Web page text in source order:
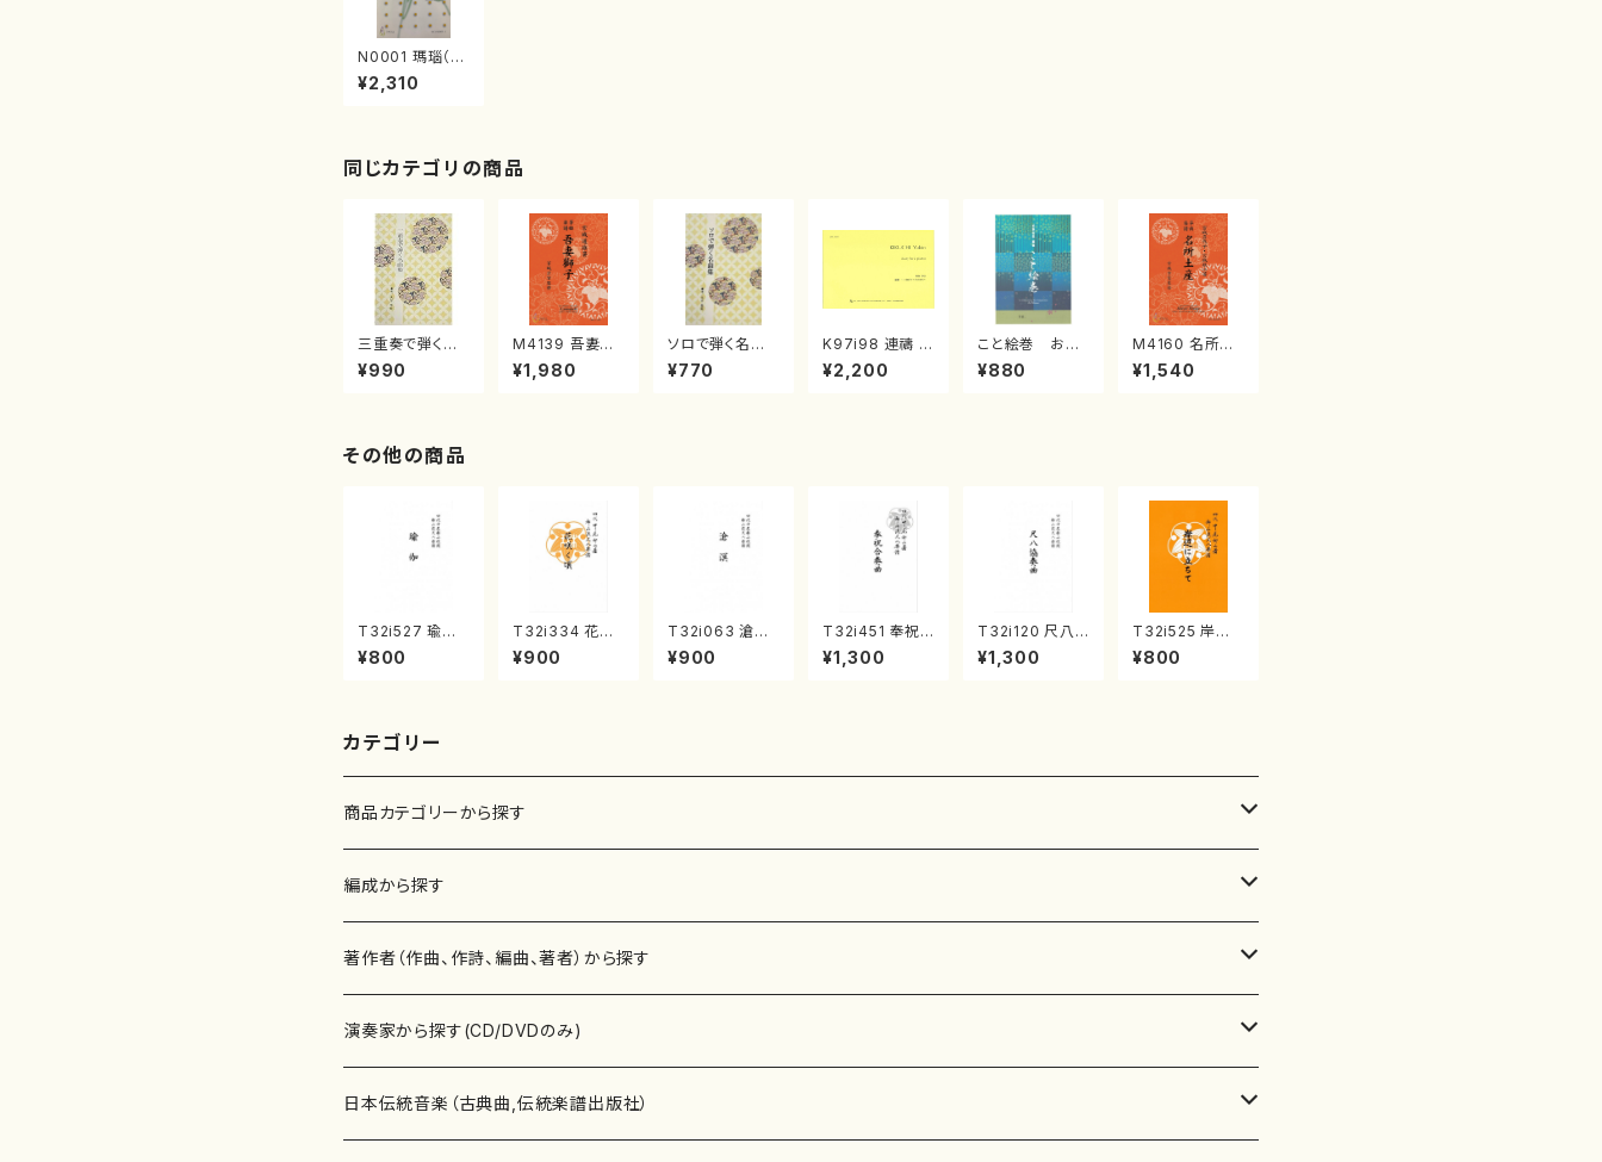
N0001 瑪瑙（M
E-NOH)（十七
絃、マリンバ/中
¥2,310
同じカテゴリの商品
三重奏で弾く名
曲集 クリスマ
スメドレー( 箏
¥990
M4139 吾妻獅
子《箏曲楽譜》
（箏/宮城道雄
¥1,980
ソロで弾く名曲
集 クリスマス・
イブ／恋人がサ
¥770
K97i98 連禱 :
2台ピアノのため
の（2 Pianos /
¥2,200
こと絵巻 お江
戸日本橋
¥880
M4160 名所土
産《箏曲楽譜》
（箏/宮城喜代
¥1,540
その他の商品
T32i527 瑜伽
（尺八/大月宗明/
楽譜）都山流公
¥800
T32i334 花咲
く頃（尺八/初代
山川園松/楽譜）
¥900
T32i063 滄溟
（尺八/野村正峰/
尺八/都山式譜）
¥900
T32i451 奉祝
合奏曲（尺八/久
本玄智/楽譜）都
¥1,300
T32i120 尺八
協奏曲（尺八/二
代 山本邦山/尺
¥1,300
T32i525 岸辺
に立ちて（尺八/
初代 中村双葉/
¥800
カテゴリー
商品カテゴリーから探す
楽譜
書籍
書籍
テキストブック
CD・DVD
チケット
編成から探す
邦楽器
箏・琴（ソロ）
箏・琴（合奏）
合唱
混声合唱
歌・声
著作者（作曲、作詩、編曲、著者）から探す
あ行
青木省三(アオキ ショウゾウ)
か行
演奏家から探す(CD/DVDのみ)
邦楽（箏、三味線、尺八等）演奏家
日本伝統音楽（古典曲,伝統楽譜出版社）